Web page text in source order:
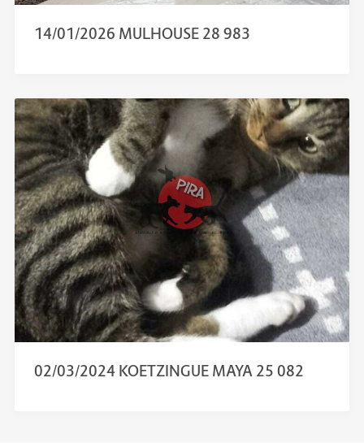
14/01/2026 MULHOUSE 28 983
02/03/2024 KOETZINGUE MAYA 25 082